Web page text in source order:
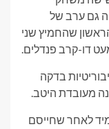
גם ערב של
שהחמיץ שני
דו-קרב פנדלים.
בדקה
לאחר שחייסם